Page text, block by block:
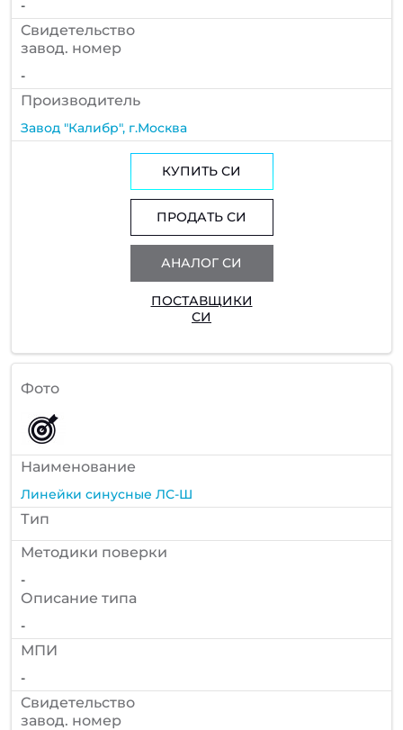
-
Cвидетельство
завод. номер
-
Производитель
Завод "Калибр", г.Москва
КУПИТЬ СИ
ПРОДАТЬ СИ
АНАЛОГ СИ
ПОСТАВЩИКИ
СИ
Фото
Наименование
Линейки синусные ЛС-Ш
Тип
Методики поверки
-
Описание типа
-
МПИ
-
Cвидетельство
завод. номер